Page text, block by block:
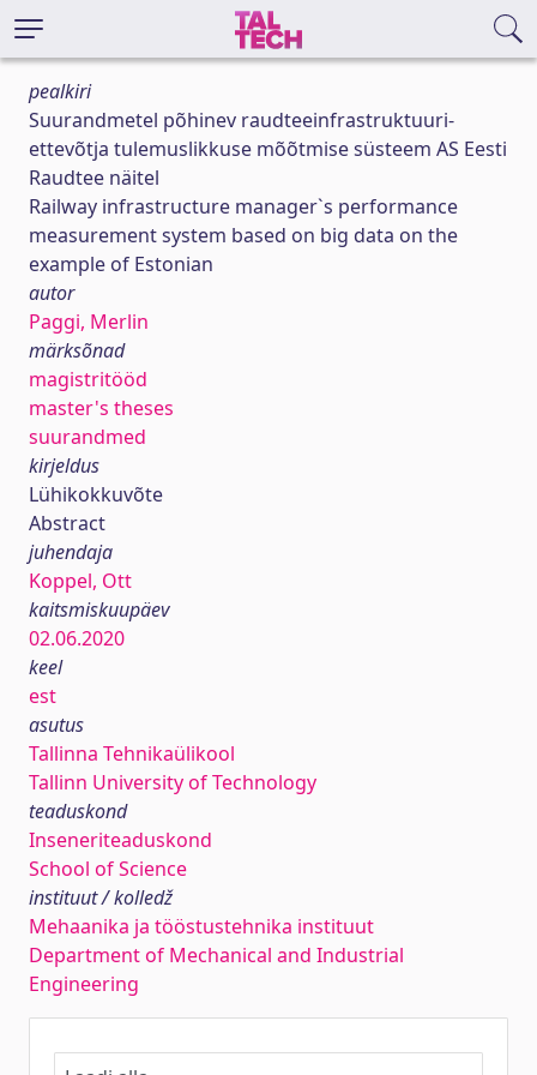
pealkiri
Suurandmetel põhinev raudteeinfrastruktuuri-
ettevõtja tulemuslikkuse mõõtmise süsteem AS Eesti
Raudtee näitel
Railway infrastructure manager`s performance
measurement system based on big data on the
example of Estonian
autor
Paggi, Merlin
märksõnad
magistritööd
master's theses
suurandmed
kirjeldus
Lühikokkuvõte
Abstract
juhendaja
Koppel, Ott
kaitsmiskuupäev
02.06.2020
keel
est
asutus
Tallinna Tehnikaülikool
Tallinn University of Technology
teaduskond
Inseneriteaduskond
School of Science
instituut / kolledž
Mehaanika ja tööstustehnika instituut
Department of Mechanical and Industrial
Engineering